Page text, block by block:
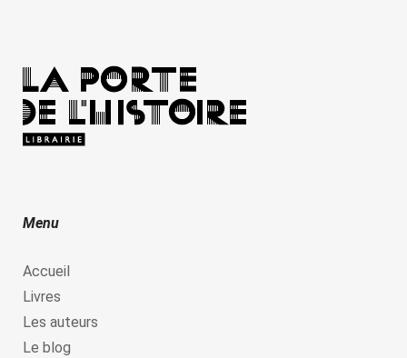
Menu
Accueil
Livres
Les auteurs
Le blog